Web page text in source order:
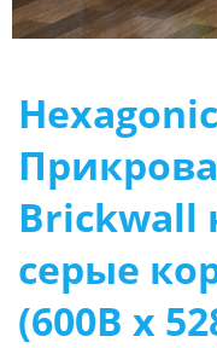
Brickwall
серые
(600В х